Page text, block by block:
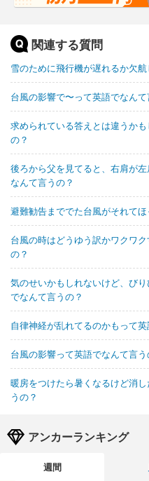
関連する質問
雪のために飛行機が遅れるか欠
台風の影響で〜って英語でなんて
求められている答えとは違うか
の？
後ろから父を見てると、右肩が
なんて言うの？
避難勧告まででた台風がそれて
台風の時はどうゆう訳かワクワ
の？
気のせいかもしれないけど、び
でなんて言うの？
自律神経が乱れてるのかもって
台風の影響って英語でなんて言う
暖房をつけたら暑くなるけど消
うの？
アンカーランキング
週間